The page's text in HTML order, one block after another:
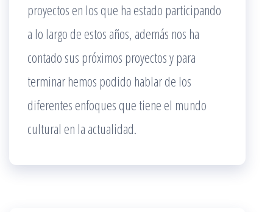
proyectos en los que ha estado participando
a lo largo de estos años, además nos ha
contado sus próximos proyectos y para
terminar hemos podido hablar de los
diferentes enfoques que tiene el mundo
cultural en la actualidad.